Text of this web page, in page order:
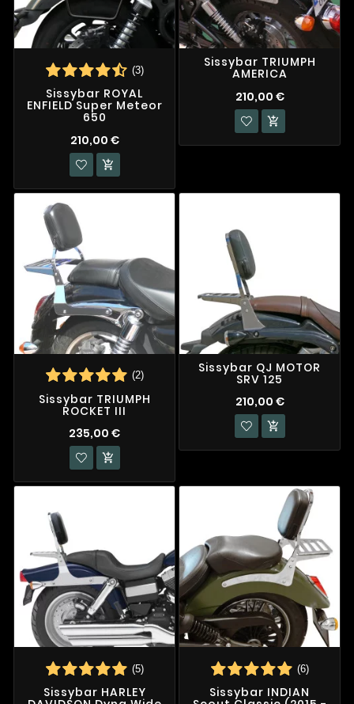
(3)
Sissybar ROYAL
ENFIELD Super Meteor
650
210,00 €

Sissybar TRIUMPH
AMERICA
210,00 €

(2)
Sissybar TRIUMPH
ROCKET III
235,00 €

Sissybar QJ MOTOR
SRV 125
210,00 €

(5)
Sissybar HARLEY
(6)
Sissybar INDIAN